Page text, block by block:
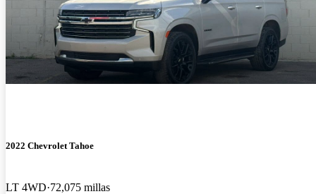
2022 Chevrolet Tahoe
LT 4WD 72,075 millas